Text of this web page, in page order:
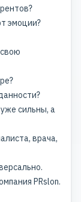
эмоции?
сильны, а
врача,
PRslon.